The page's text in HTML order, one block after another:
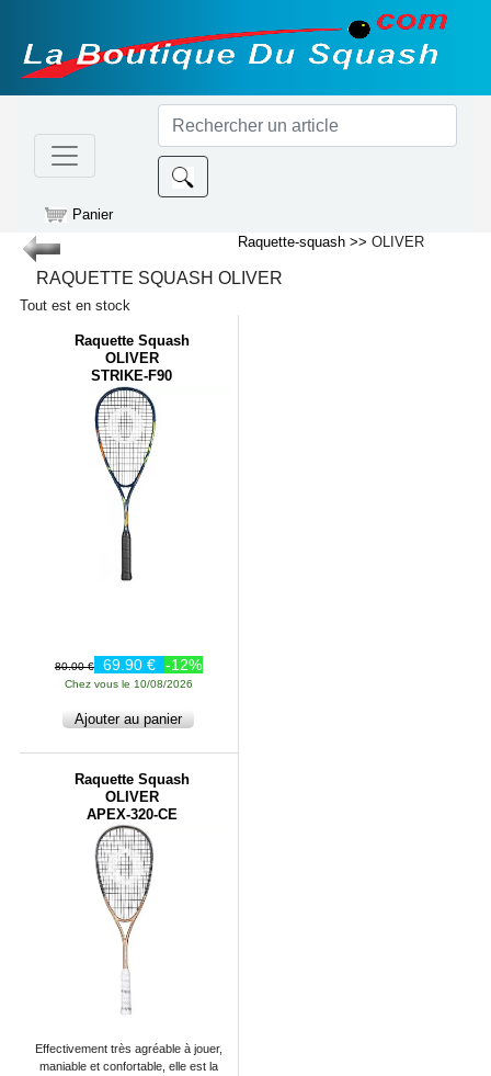
Panier
Raquette-squash >> OLIVER
RAQUETTE SQUASH OLIVER
Tout est en stock
Raquette Squash
OLIVER
STRIKE-F90
80.00 € 69.90 € -12%
Chez vous le 10/08/2026
Raquette Squash
OLIVER
APEX-320-CE
Effectivement très agréable à jouer,
maniable et confortable, elle est la